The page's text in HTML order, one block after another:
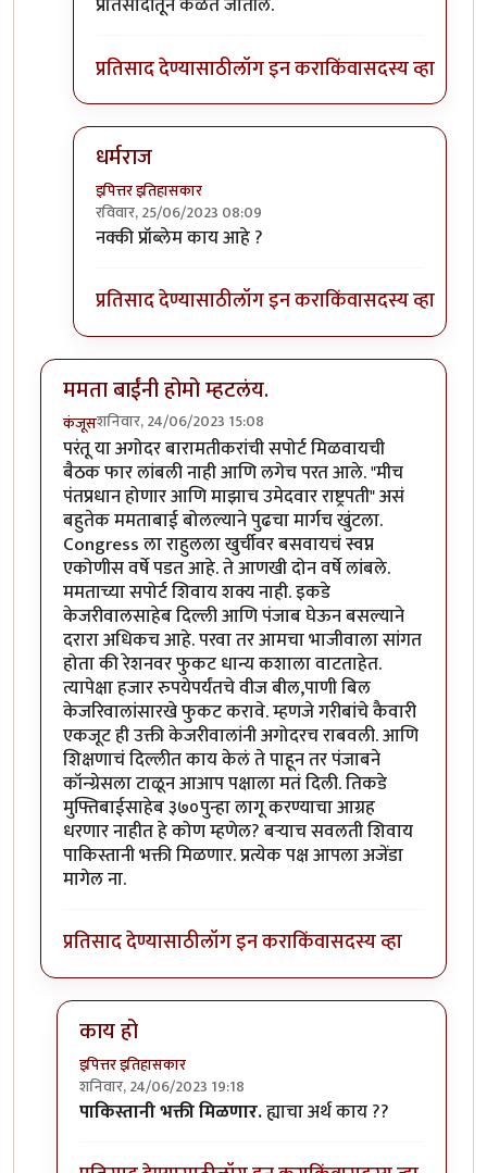
प्रतिसाद देण्यासाठीलॉग इन कराकिंवासदस्य व्हा
धर्मराज
इपित्तर इतिहासकार
रविवार, 25/06/2023 08:09
In reply toमिपाचे धोरण
नक्की प्रॉब्लेम काय आहे ?
प्रतिसाद देण्यासाठीलॉग इन कराकिंवासदस्य व्हा
ममता बाईंनी होमो म्हटलंय.
कंजूसशनिवार, 24/06/2023 15:08
परंतू या अगोदर बारामतीकरांची सपोर्ट मिळवायची
बैठक फार लांबली नाही आणि लगेच परत आले. "मीच
पंतप्रधान होणार आणि माझाच उमेदवार राष्ट्रपती" असं
बहुतेक ममताबाई बोलल्याने पुढचा मार्गच खुंटला.
Congress ला राहुलला खुर्चीवर बसवायचं स्वप्न
एकोणीस वर्षे पडत आहे. ते आणखी दोन वर्षे लांबले.
ममताच्या सपोर्ट शिवाय शक्य नाही. इकडे
केजरीवालसाहेब दिल्ली आणि पंजाब घेऊन बसल्याने
दरारा अधिकच आहे. परवा तर आमचा भाजीवाला सांगत
होता की रेशनवर फुकट धान्य कशाला वाटताहेत.
त्यापेक्षा हजार रुपयेपर्यंतचे वीज बील,पाणी बिल
केजरिवालांसारखे फुकट करावे. म्हणजे गरीबांचे कैवारी
एकजूट ही उक्ती केजरीवालांनी अगोदरच राबवली. आणि
शिक्षणाचं दिल्लीत काय केलं ते पाहून तर पंजाबने
कॉन्ग्रेसला टाळून आआप पक्षाला मतं दिली. तिकडे
मुफ्तिबाईसाहेब ३७०पुन्हा लागू करण्याचा आग्रह
धरणार नाहीत हे कोण म्हणेल? बऱ्याच सवलती शिवाय
पाकिस्तानी भक्ती मिळणार. प्रत्येक पक्ष आपला अजेंडा
मागेल ना.
प्रतिसाद देण्यासाठीलॉग इन कराकिंवासदस्य व्हा
काय हो
इपित्तर इतिहासकार
शनिवार, 24/06/2023 19:18
In reply toममता बाईंनी होमो म्हटलंय.byकंजूस
पाकिस्तानी भक्ती मिळणार.ह्याचा अर्थ काय ??